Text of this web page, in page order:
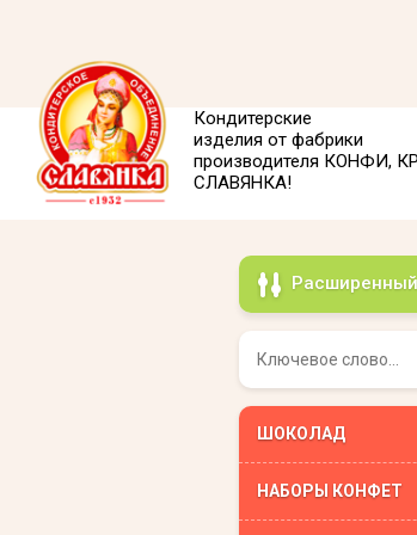
Кондитерские
изделия от фабрики
производителя КОНФИ,
СЛАВЯНКА!
ШОКОЛАД
НАБОРЫ КОНФЕТ